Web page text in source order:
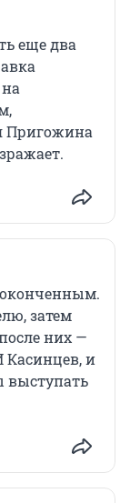
еще два
Пригожина
оконченным.
затем
них —
Касинцев, и
выступать